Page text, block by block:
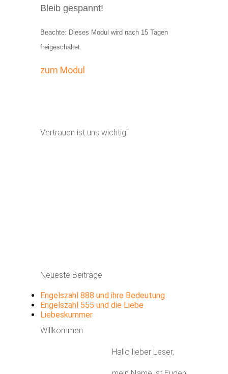
Bleib gespannt!
Beachte: Dieses Modul wird nach 15 Tagen
freigeschaltet.
zum Modul
Vertrauen ist uns wichtig!
Neueste Beiträge
Engelszahl 888 und ihre Bedeutung
Engelszahl 555 und die Liebe
Liebeskummer
Willkommen
Hallo lieber Leser,